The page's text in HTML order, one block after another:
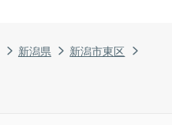
新潟県
新潟市東区